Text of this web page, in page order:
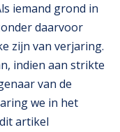
iemand grond in
daarvoor
zijn van verjaring.
indien aan strikte
van de
we in het
artikel